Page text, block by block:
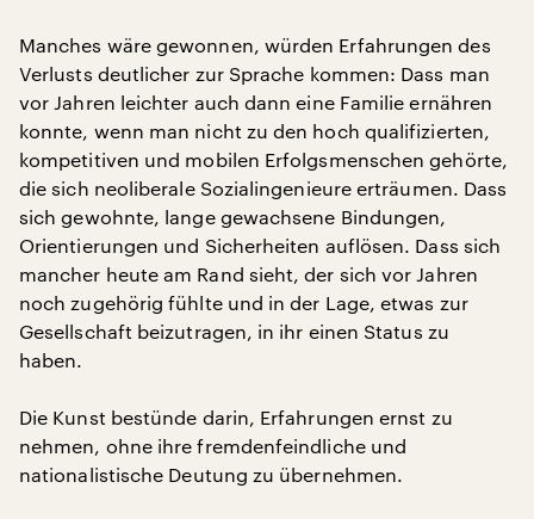
Manches wäre gewonnen, würden Erfahrungen des
Verlusts deutlicher zur Sprache kommen: Dass man
vor Jahren leichter auch dann eine Familie ernähren
konnte, wenn man nicht zu den hoch qualifizierten,
kompetitiven und mobilen Erfolgsmenschen gehörte,
die sich neoliberale Sozialingenieure erträumen. Dass
sich gewohnte, lange gewachsene Bindungen,
Orientierungen und Sicherheiten auflösen. Dass sich
mancher heute am Rand sieht, der sich vor Jahren
noch zugehörig fühlte und in der Lage, etwas zur
Gesellschaft beizutragen, in ihr einen Status zu
haben.
Die Kunst bestünde darin, Erfahrungen ernst zu
nehmen, ohne ihre fremdenfeindliche und
nationalistische Deutung zu übernehmen.